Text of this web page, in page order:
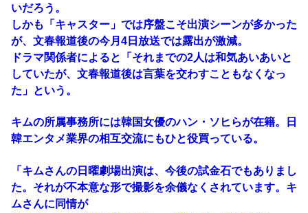
いだろう。
しかも「キャスター」では序盤こそ出演シーンが多かった
が、文春報道後の今月4日放送では露出が激減。
ドラマ関係者によると「それまでの2人は和気あいあいと
していたが、文春報道後は言葉を交わすこともなくなっ
た」という。
キムの所属事務所には韓国女優のハン・ソヒらが在籍。日
韓エンタメ業界の相互交流にもひと役買っている。
「キムさんの日曜劇場出演は、今後の試金石でもありまし
た。それが不本意な形で撮影を余儀なくされています。キ
ムさんに同情が